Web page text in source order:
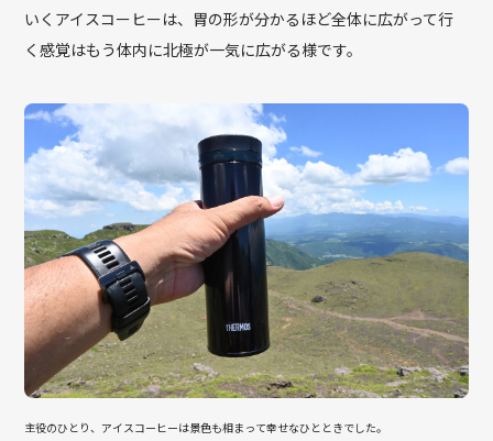
いくアイスコーヒーは、胃の形が分かるほど全体に広がって行
く感覚はもう体内に北極が一気に広がる様です。
主役のひとり、アイスコーヒーは景色も相まって幸せなひとときでした。